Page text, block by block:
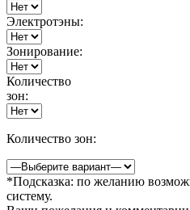
Электротэны:
Зонирование:
Количество
зон:
Количество зон:
*Подсказка: по желанию
систему.